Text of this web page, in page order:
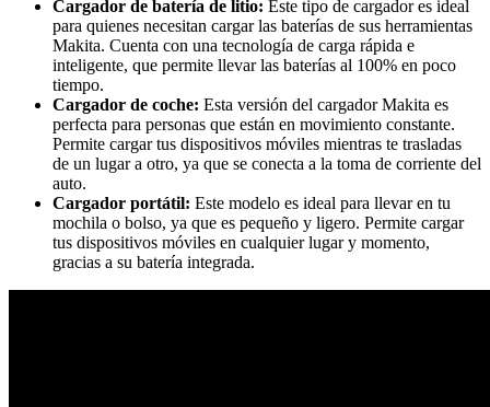
Cargador de batería de litio: Este tipo de cargador es ideal
para quienes necesitan cargar las baterías de sus herramientas
Makita. Cuenta con una tecnología de carga rápida e
inteligente, que permite llevar las baterías al 100% en poco
tiempo.
Cargador de coche: Esta versión del cargador Makita es
perfecta para personas que están en movimiento constante.
Permite cargar tus dispositivos móviles mientras te trasladas
de un lugar a otro, ya que se conecta a la toma de corriente del
auto.
Cargador portátil: Este modelo es ideal para llevar en tu
mochila o bolso, ya que es pequeño y ligero. Permite cargar
tus dispositivos móviles en cualquier lugar y momento,
gracias a su batería integrada.